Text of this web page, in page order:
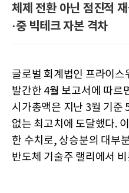
체제 전환 아닌 점진적
·중 빅테크 자본 격차
글로벌 회계법인 프라이
발간한 4월 보고서에 따르
시가총액은 지난 3월 기준
없는 최고치에 도달했다.
한 수치로, 상승분의 대부
반도체 기술주 랠리에서